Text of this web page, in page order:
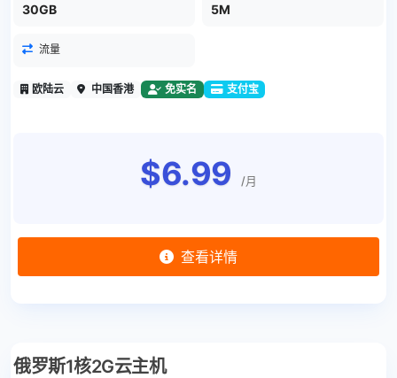
30GB 5M
流量
欧陆云 中国香港 免实名 支付宝
$6.99 /月
查看详情
俄罗斯1核2G云主机